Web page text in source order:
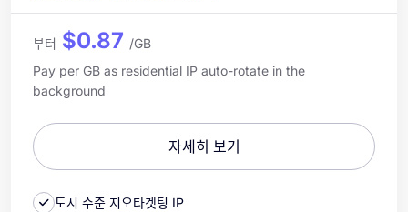
부터 $0.87 /GB
Pay per GB as residential IP auto-rotate in the
background
자세히 보기
도시 수준 지오타겟팅 IP